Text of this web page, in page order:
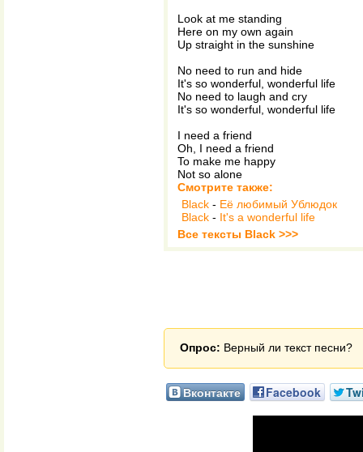
Look at me standing
Here on my own again
Up straight in the sunshine
No need to run and hide
It's so wonderful, wonderful life
No need to laugh and cry
It's so wonderful, wonderful life
I need a friend
Oh, I need a friend
To make me happy
Not so alone
Смотрите также:
Black - Её любимый Ублюдок
Black - It's a wonderful life
Все тексты Black >>>
Опрос: Верный ли текст песни?
Вконтакте Facebook